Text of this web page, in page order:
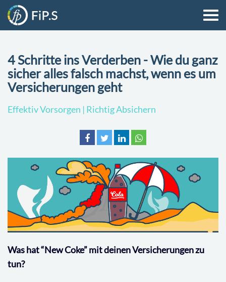
4 Schritte ins Verderben - Wie du ganz
sicher alles falsch machst, wenn es um
Versicherungen geht
Effektiv Vorsorgen | Richtig Absichern
Was hat “New Coke” mit deinen Versicherungen zu
tun?